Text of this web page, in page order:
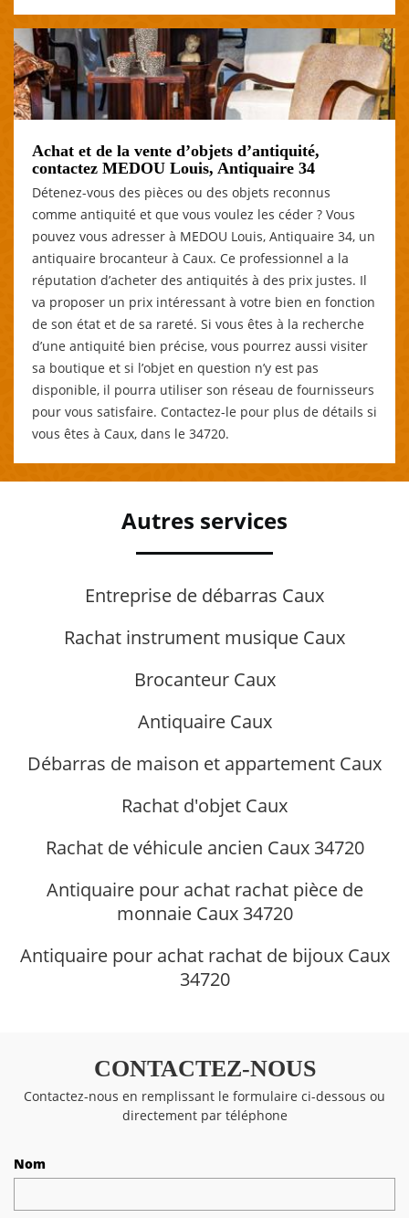
Achat et de la vente d’objets d’antiquité,
contactez MEDOU Louis, Antiquaire 34
Détenez-vous des pièces ou des objets reconnus
comme antiquité et que vous voulez les céder ? Vous
pouvez vous adresser à MEDOU Louis, Antiquaire 34, un
antiquaire brocanteur à Caux. Ce professionnel a la
réputation d’acheter des antiquités à des prix justes. Il
va proposer un prix intéressant à votre bien en fonction
de son état et de sa rareté. Si vous êtes à la recherche
d’une antiquité bien précise, vous pourrez aussi visiter
sa boutique et si l’objet en question n’y est pas
disponible, il pourra utiliser son réseau de fournisseurs
pour vous satisfaire. Contactez-le pour plus de détails si
vous êtes à Caux, dans le 34720.
Autres services
Entreprise de débarras Caux
Rachat instrument musique Caux
Brocanteur Caux
Antiquaire Caux
Débarras de maison et appartement Caux
Rachat d'objet Caux
Rachat de véhicule ancien Caux 34720
Antiquaire pour achat rachat pièce de
monnaie Caux 34720
Antiquaire pour achat rachat de bijoux Caux
34720
CONTACTEZ-NOUS
Contactez-nous en remplissant le formulaire ci-dessous ou
directement par téléphone
Nom